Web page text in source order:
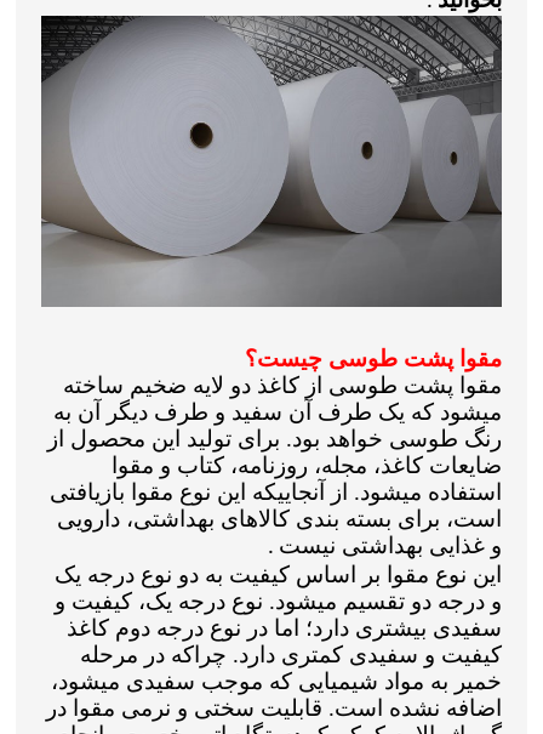
مقوا پشت طوسی چیست؟
مقوا پشت طوسی از کاغذ دو لایه ضخیم ساخته
میشود که یک طرف آن سفید و طرف دیگر آن به
رنگ طوسی خواهد بود. برای تولید این محصول از
ضایعات کاغذ، مجله، روزنامه، کتاب و مقوا
استفاده میشود. از آنجاییکه این نوع مقوا بازیافتی
است، برای بسته بندی کالاهای بهداشتی، دارویی
و غذایی بهداشتی نیست .
این نوع مقوا بر اساس کیفیت به دو نوع درجه یک
و درجه دو تقسیم میشود. نوع درجه یک، کیفیت و
سفیدی بیشتری دارد؛ اما در نوع درجه دوم کاغذ
کیفیت و سفیدی کمتری دارد. چراکه در مرحله
خمیر به مواد شیمیایی که موجب سفیدی میشود،
اضافه نشده است. قابلیت سختی و نرمی مقوا در